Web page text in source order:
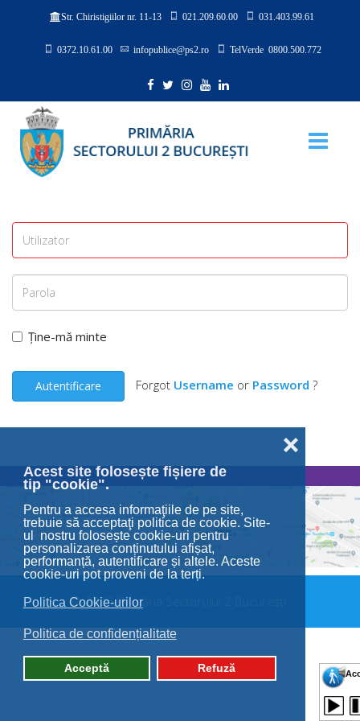
Acest site folosește fișiere de
tip "cookie".
Pentru a accesa informaţiile de pe site,
trebuie să acceptaţi politica de cookie. Site-
ul nostru folosește cookie-uri pentru
personalizarea conținutului afișat,
performanță, autentificare și altele. Aceste
cookie-uri pot proveni de la terți.
Politica Cookie-urilor
Politica de confidențialitate
Acceptă Refuză
❌
Str. Chiristigiilor nr. 11-13 021.209.60.00 031.403.99.61
0372.10.61.00 infopublice@ps2.ro TelVerde 0800.500.772
Ține-mă minte
Autentificare Forgot Username or Password ?
© 2026 Primăria Sectorului 2 București.